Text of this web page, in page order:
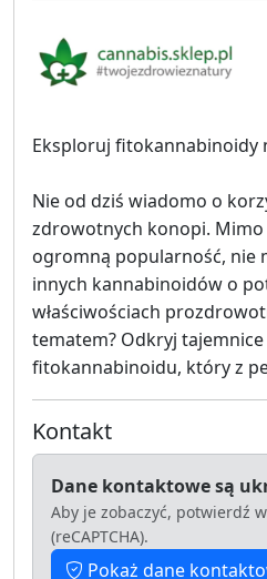
Eksploruj fitokannabinoidy
Nie od dziś wiadomo o
zdrowotnych konopi. Mimo
ogromną popularność, nie
innych kannabinoidów o
właściwościach
tematem? Odkryj tajemnice
fitokannabinoidu, który z
Kontakt
Dane kontaktowe są
Aby je zobaczyć, potwierdź
(reCAPTCHA).
Pokaż dane